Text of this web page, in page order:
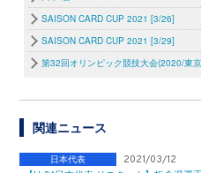
SAISON CARD CUP 2021 [3/26]
SAISON CARD CUP 2021 [3/29]
第32回オリンピック競技大会(2020/東
関連ニュース
日本代表 2021/03/12